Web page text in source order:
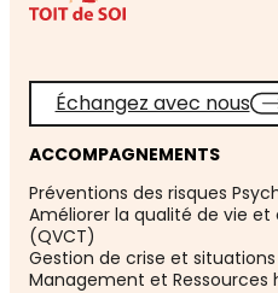
Échangez avec nous
ACCOMPAGNEMENTS
Préventions des risques
Améliorer la qualité de vie
(QVCT)
Gestion de crise et
Management et Ressources